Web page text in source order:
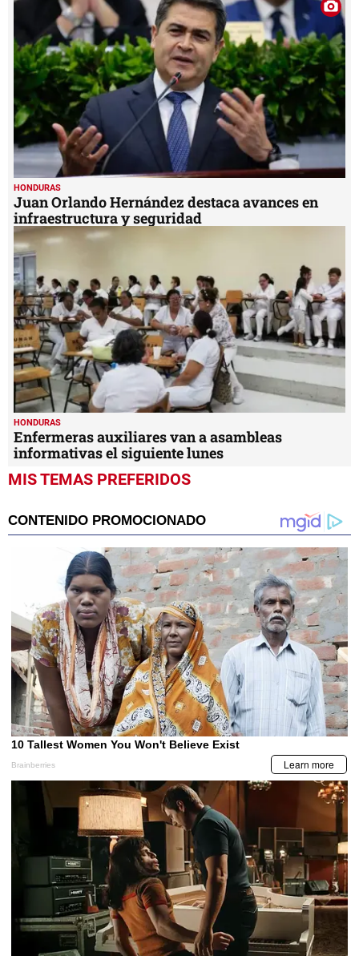
HONDURAS
Juan Orlando Hernández destaca avances en
infraestructura y seguridad
HONDURAS
Enfermeras auxiliares van a asambleas
informativas el siguiente lunes
MIS TEMAS PREFERIDOS